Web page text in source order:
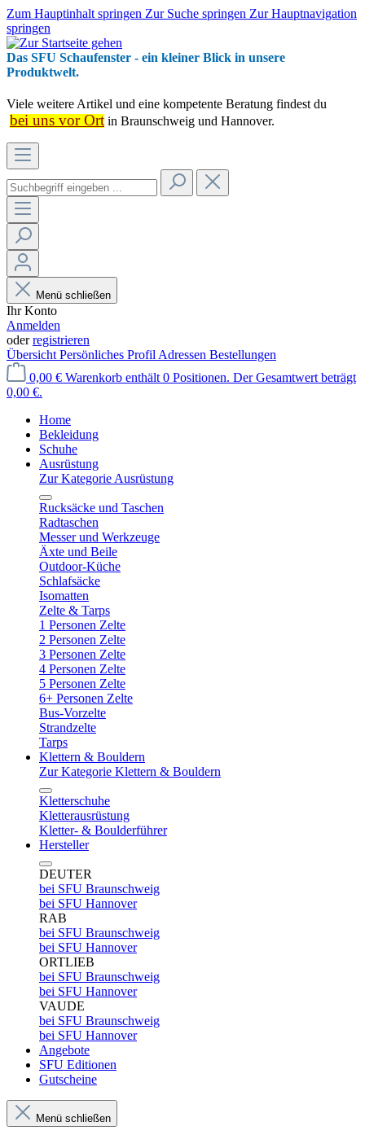
Zum Hauptinhalt springen Zur Suche springen Zur Hauptnavigation
springen
Das SFU Schaufenster - ein kleiner Blick in unsere
Produktwelt.
Viele weitere Artikel und eine kompetente Beratung findest du
bei uns vor Ort in Braunschweig und Hannover.
Menü schließen
Ihr Konto
Anmelden
oderregistrieren
Übersicht Persönliches Profil Adressen Bestellungen
0,00 € Warenkorb enthält 0 Positionen. Der Gesamtwert beträgt
0,00 €.
Home
Bekleidung
Schuhe
Ausrüstung
Zur Kategorie Ausrüstung
Rucksäcke und Taschen
Radtaschen
Messer und Werkzeuge
Äxte und Beile
Outdoor-Küche
Schlafsäcke
Isomatten
Zelte & Tarps
1 Personen Zelte
2 Personen Zelte
3 Personen Zelte
4 Personen Zelte
5 Personen Zelte
6+ Personen Zelte
Bus-Vorzelte
Strandzelte
Tarps
Klettern & Bouldern
Zur Kategorie Klettern & Bouldern
Kletterschuhe
Kletterausrüstung
Kletter- & Boulderführer
Hersteller
DEUTER
bei SFU Braunschweig
bei SFU Hannover
RAB
bei SFU Braunschweig
bei SFU Hannover
ORTLIEB
bei SFU Braunschweig
bei SFU Hannover
VAUDE
bei SFU Braunschweig
bei SFU Hannover
Angebote
SFU Editionen
Gutscheine
Menü schließen